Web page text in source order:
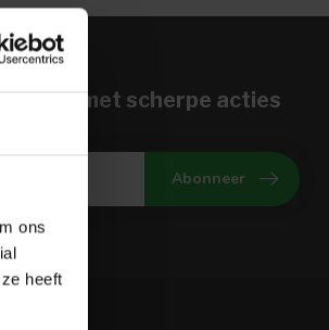
ons
heeft
met scherpe acties
Abonneer